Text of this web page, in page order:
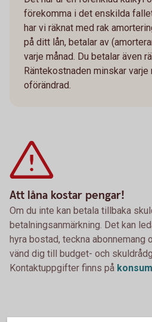
förekomma i det enskilda
har vi räknat med rak
på ditt lån, betalar av
varje månad. Du betalar även
Räntekostnaden minskar varje
oförändrad.
Att låna kostar pengar!
Om du inte kan betala tillbaka
betalningsanmärkning. Det kan
hyra bostad, teckna abonnemang
vänd dig till budget- och
Kontaktuppgifter finns på